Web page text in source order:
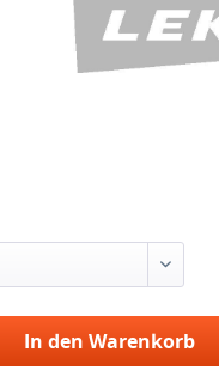
In den Warenkorb